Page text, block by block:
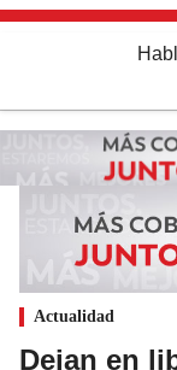
Actualidad
Dejan en